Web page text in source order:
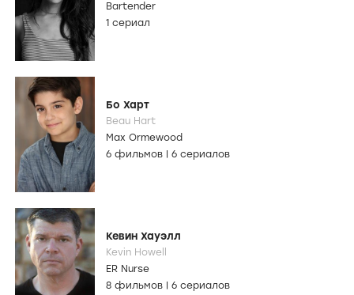
Bartender
1 сериал
Бо Харт
Beau Hart
Max Ormewood
6 фильмов
6 сериалов
Кевин Хауэлл
Kevin Howell
ER Nurse
8 фильмов
6 сериалов